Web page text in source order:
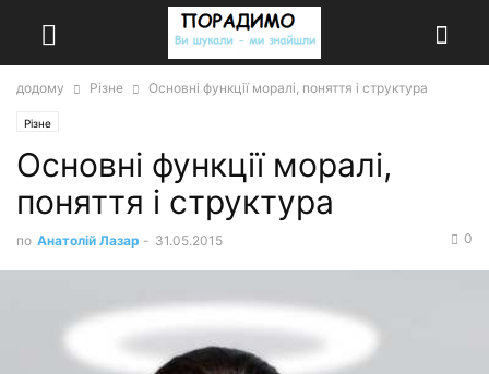
додому Різне Основні функції моралі, поняття і структура
Різне
Основні функції моралі,
поняття і структура
по Анатолій Лазар - 31.05.2015 0